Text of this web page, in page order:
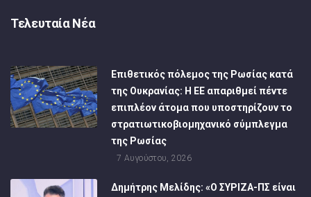
Τελευταία Νέα
Επιθετικός πόλεμος της Ρωσίας κατά
της Ουκρανίας: Η ΕΕ απαριθμεί πέντε
επιπλέον άτομα που υποστηρίζουν το
στρατιωτικοβιομηχανικό σύμπλεγμα
της Ρωσίας
7 Αυγούστου, 2026
Δημήτρης Μελίδης: «Ο ΣΥΡΙΖΑ-ΠΣ είναι